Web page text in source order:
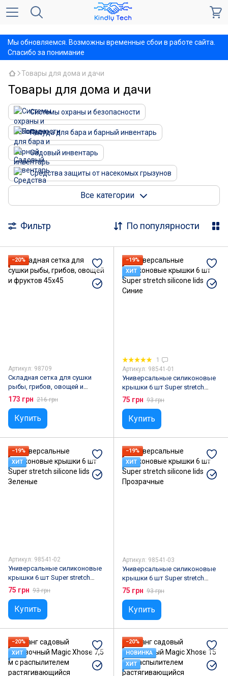
Мы обновляемся. Возможны временные сбои в работе сайта.
Спасибо за понимание
Товары для дома и дачи
Товары для дома и дачи
Системы охраны и безопасности
Посуда для бара и барный инвентарь
Садовый инвентарь
Средства защиты от насекомых грызунов
Кухонные принадлежности
Аксессуары для ванной комнаты
Кухонная посуда
Сковородки, сотейники, жаровни
Сервировка стола
Посуда для чая и кофе Смесители и краны
Буржуйки
Все категории
Фильтр По популярности
−20%
Артикул: 98709
Складная сетка для сушки
рыбы, грибов, овощей и
фруктов 45х45
173 грн 216 грн
Купить
−19%
ХИТ
1
Артикул: 98541-01
Универсальные силиконовые
крышки 6 шт Super stretch
silicone lids Синие
75 грн 93 грн
Купить
−19%
ХИТ
Артикул: 98541-02
Универсальные силиконовые
крышки 6 шт Super stretch
silicone lids Зеленые
75 грн 93 грн
Купить
−19%
ХИТ
Артикул: 98541-03
Универсальные силиконовые
крышки 6 шт Super stretch
silicone lids Прозрачные
75 грн 93 грн
Купить
−20%
ХИТ
−20%
НОВИНКА
ХИТ